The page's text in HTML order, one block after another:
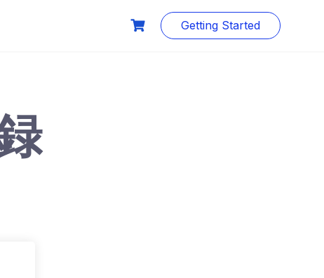
Getting Started